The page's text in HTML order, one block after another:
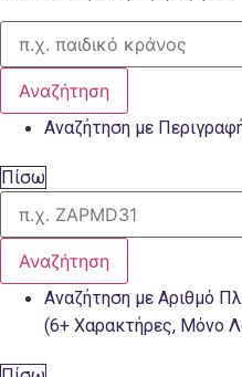
Αναζήτηση
Αναζήτηση με
Πίσω
Αναζήτηση
Αναζήτηση με Αριθμό
(6+ Χαρακτήρες, Μόνο